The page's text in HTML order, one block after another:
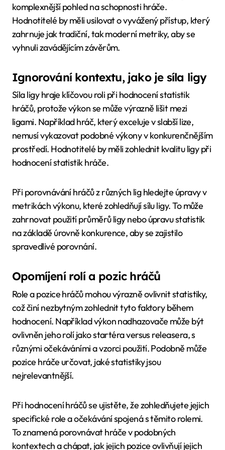
komplexnější pohled na schopnosti hráče.
Hodnotitelé by měli usilovat o vyvážený přístup, který
zahrnuje jak tradiční, tak moderní metriky, aby se
vyhnuli zavádějícím závěrům.
Ignorování kontextu, jako je síla ligy
Síla ligy hraje klíčovou roli při hodnocení statistik
hráčů, protože výkon se může výrazně lišit mezi
ligami. Například hráč, který exceluje v slabší lize,
nemusí vykazovat podobné výkony v konkurenčnějším
prostředí. Hodnotitelé by měli zohlednit kvalitu ligy při
hodnocení statistik hráče.
Při porovnávání hráčů z různých lig hledejte úpravy v
metrikách výkonu, které zohledňují sílu ligy. To může
zahrnovat použití průměrů ligy nebo úpravu statistik
na základě úrovně konkurence, aby se zajistilo
spravedlivé porovnání.
Opomíjení rolí a pozic hráčů
Role a pozice hráčů mohou výrazně ovlivnit statistiky,
což činí nezbytným zohlednit tyto faktory během
hodnocení. Například výkon nadhazovače může být
ovlivněn jeho rolí jako startéra versus releasera, s
různými očekáváními a vzorci použití. Podobně může
pozice hráče určovat, jaké statistiky jsou
nejrelevantnější.
Při hodnocení hráčů se ujistěte, že zohledňujete jejich
specifické role a očekávání spojená s těmito rolemi.
To znamená porovnávat hráče v podobných
kontextech a chápat, jak jejich pozice ovlivňují jejich